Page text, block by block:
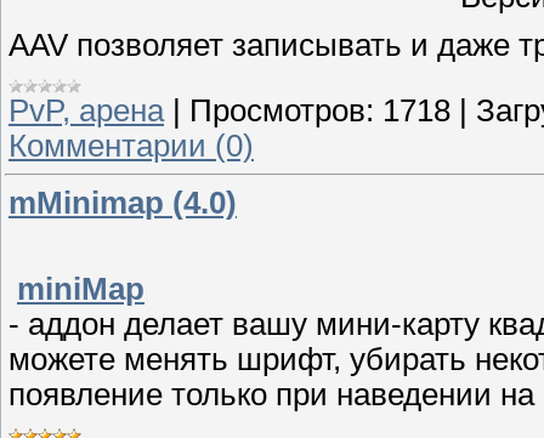
AAV позволяет записывать и даже
PvP, арена | Просмотров: 1718 |
Комментарии (0)
mMinimap (4.0)
miniMap
- аддон делает вашу мини-карту
можете менять шрифт, убирать
появление только при наведении